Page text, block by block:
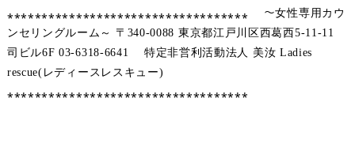
⁎⁎⁎⁎⁎⁎⁎⁎⁎⁎⁎⁎⁎⁎⁎⁎⁎⁎⁎⁎⁎⁎⁎⁎⁎⁎⁎⁎⁎⁎⁎⁎⁎⁎⁎ ～女性専用カウ
ンセリングルーム～ 〒340-0088 東京都江戸川区西葛西5-11-11
司ビル6F 03-6318-6641 特定非営利活動法人 美汝 Ladies
rescue(レディースレスキュー)
⁎⁎⁎⁎⁎⁎⁎⁎⁎⁎⁎⁎⁎⁎⁎⁎⁎⁎⁎⁎⁎⁎⁎⁎⁎⁎⁎⁎⁎⁎⁎⁎⁎⁎⁎